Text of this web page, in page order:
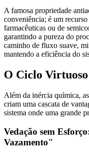
A famosa propriedade
conveniência; é um
farmacêuticas ou de
garantindo a pureza do
caminho de fluxo suave,
mantendo a eficiência do
O Ciclo
Além da inércia química,
criam uma cascata de
sistema onde uma grande
Vedação sem
Vazamento"